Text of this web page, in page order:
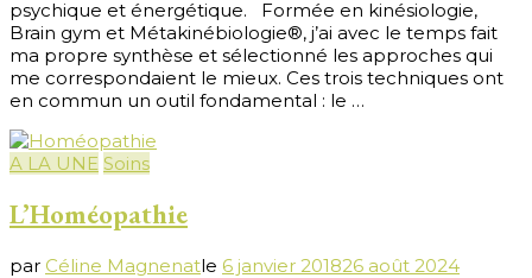
psychique et énergétique. Formée en kinésiologie,
Brain gym et Métakinébiologie®, j’ai avec le temps fait
ma propre synthèse et sélectionné les approches qui
me correspondaient le mieux. Ces trois techniques ont
en commun un outil fondamental : le …
A LA UNE Soins
L’Homéopathie
par Céline Magnenatle 6 janvier 201826 août 2024